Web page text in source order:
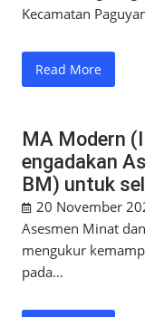
Kecamatan
Read More
MA Modern
engadakan
BM) untuk
20 November
Asesmen Minat
mengukur
pada…